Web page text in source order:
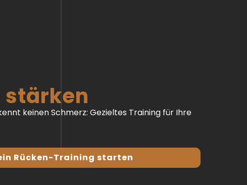
stärken
keinen Schmerz: Gezieltes Training für Ihre
Rücken-Training starten